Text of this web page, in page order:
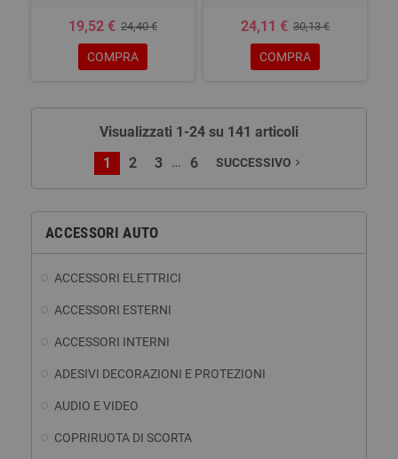
ACCESSORI AUTO
ACCESSORI ELETTRICI
ACCESSORI ESTERNI
ACCESSORI INTERNI
ADESIVI DECORAZIONI E PROTEZIONI
AUDIO E VIDEO
COPRIRUOTA DI SCORTA
19,52 € 24,40 €
COMPRA
24,11 € 30,13 €
COMPRA
Visualizzati 1-24 su 141 articoli
1
2 3 … 6 SUCCESSIVO navigate_next